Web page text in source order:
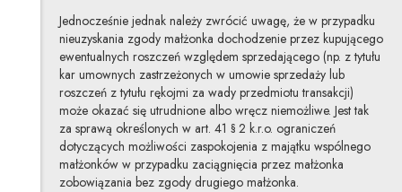
Jednocześnie jednak należy zwrócić uwagę, że w przypadku
nieuzyskania zgody małżonka dochodzenie przez kupującego
ewentualnych roszczeń względem sprzedającego (np. z tytułu
kar umownych zastrzeżonych w umowie sprzedaży lub
roszczeń z tytułu rękojmi za wady przedmiotu transakcji)
może okazać się utrudnione albo wręcz niemożliwe. Jest tak
za sprawą określonych w art. 41 § 2 k.r.o. ograniczeń
dotyczących możliwości zaspokojenia z majątku wspólnego
małżonków w przypadku zaciągnięcia przez małżonka
zobowiązania bez zgody drugiego małżonka.